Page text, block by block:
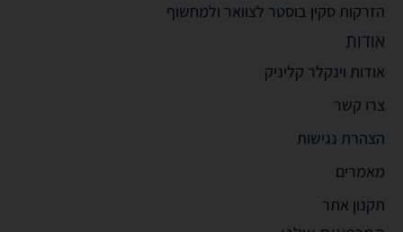
הזרקות סקין בוסטר לצוואר ולמחשוף
אודות
אודות וינקלר קליניק
צרו קשר
הצהרת נגישות
מאמרים
תקנון אתר